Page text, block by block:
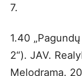
7.
1.40
2“). JAV.
Melodrama.